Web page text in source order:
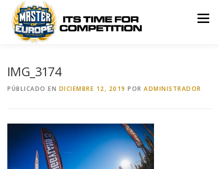
contenido
Menú
IMG_3174
PÚBLICADO EN DICIEMBRE 12, 2019 POR ADMINISTRADOR